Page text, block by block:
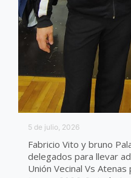
5 de julio, 2026
Fabricio Vito y bruno
delegados para llevar
Unión Vecinal Vs